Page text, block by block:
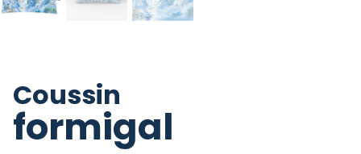
Coussin
formigal